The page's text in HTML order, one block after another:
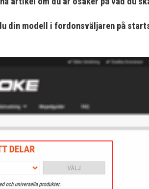
visa delar för vald moped och
din modell i fordonsväljaren på